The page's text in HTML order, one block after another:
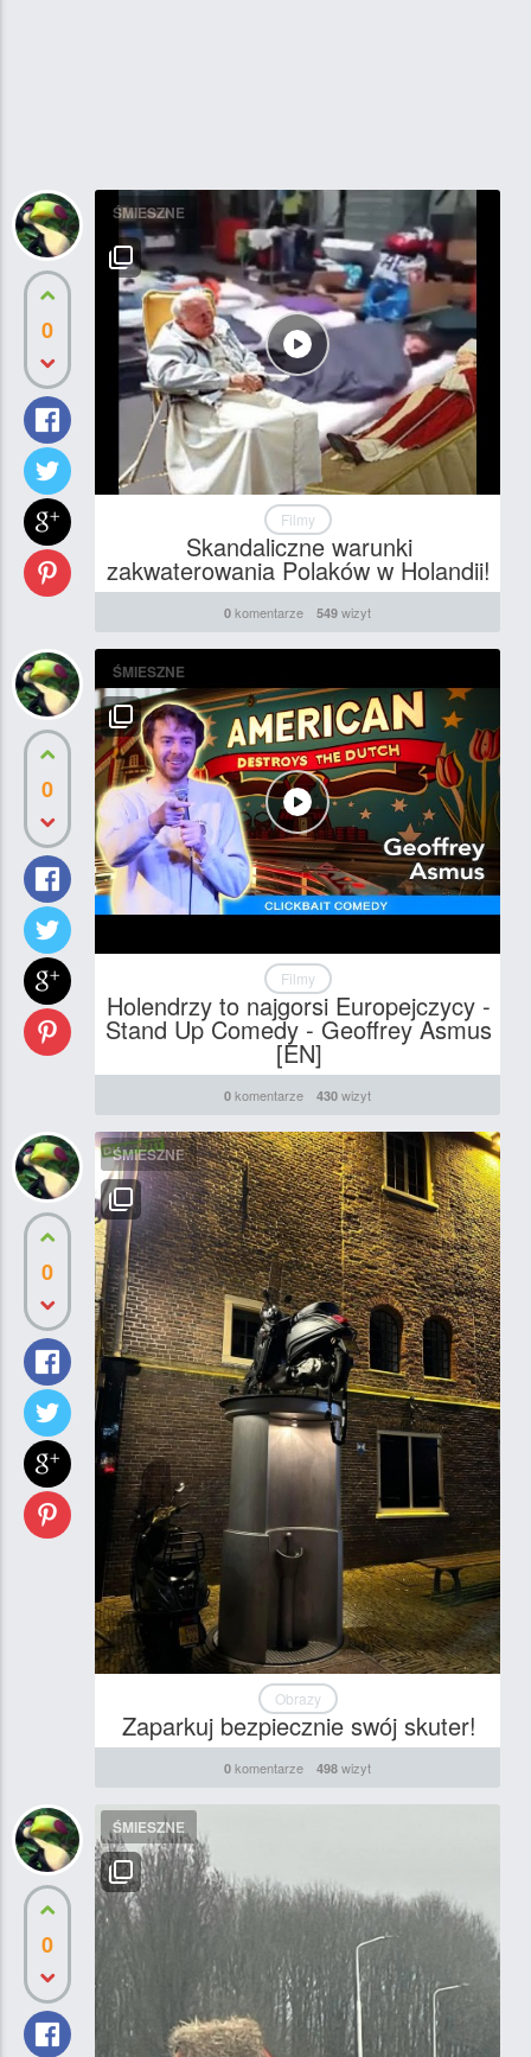
0
ŚMIESZNE
Filmy
Skandaliczne warunki
zakwaterowania Polaków w Holandii!
0 komentarze 549 wizyt
0
ŚMIESZNE
Filmy
Holendrzy to najgorsi Europejczycy -
Stand Up Comedy - Geoffrey Asmus
[EN]
0 komentarze 430 wizyt
0
ŚMIESZNE
Obrazy
Zaparkuj bezpiecznie swój skuter!
0 komentarze 498 wizyt
0
ŚMIESZNE